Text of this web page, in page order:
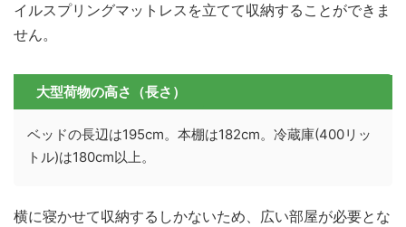
イルスプリングマットレスを立てて収納することができま
せん。
大型荷物の高さ（長さ）
ベッドの長辺は195cm。本棚は182cm。冷蔵庫(400リッ
トル)は180cm以上。
横に寝かせて収納するしかないため、広い部屋が必要とな